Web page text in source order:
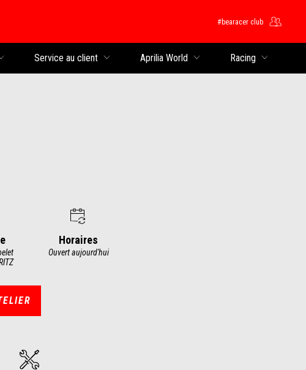
#bearacer club
Service au client Aprilia World Racing
Horaires
Ouvert aujourd'hui